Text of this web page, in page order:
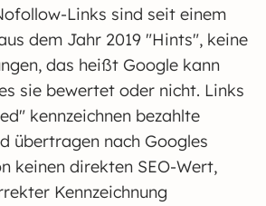
Links sind seit einem
dem Jahr 2019 "Hints", keine
das heißt Google kann
sie bewertet oder nicht. Links
kennzeichnen bezahlte
übertragen nach Googles
keinen direkten SEO-Wert,
Kennzeichnung